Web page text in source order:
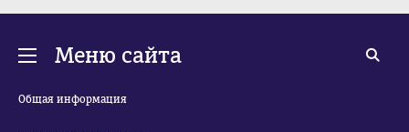
Меню сайта
Общая информация